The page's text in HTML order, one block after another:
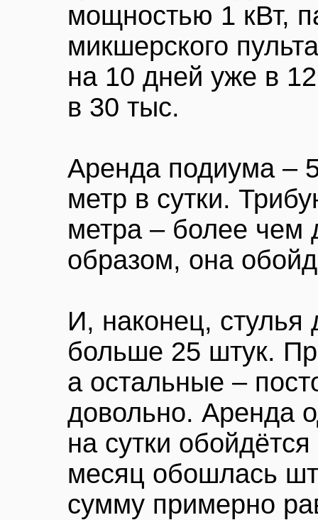
мощностью 1 кВт,
микшерского
на 10 дней уже в
в 30 тыс.
Аренда подиума –
метр в сутки.
метра – более чем
образом, она
И, наконец,
больше 25 штук.
а остальные –
довольно. Аренда
на сутки
месяц обошлась
сумму примерно